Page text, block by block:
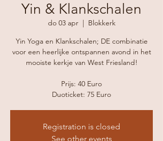
Yin & Klankschalen
do 03 apr
  |
Blokkerk
Yin Yoga en Klankschalen; DE combinatie
voor een heerlijke ontspannen avond in het
mooiste kerkje van West Friesland!
Prijs: 40 Euro
Duoticket: 75 Euro
Registration is closed
See other events